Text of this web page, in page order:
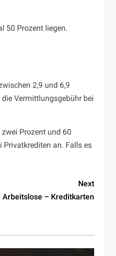
50 Prozent liegen.
2,9 und 6,9
Vermittlungsgebühr bei
Prozent und 60
Privatkrediten an. Falls es
Next
– Kreditkarten